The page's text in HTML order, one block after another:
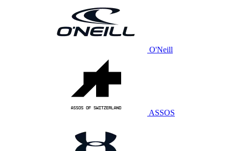
O'Neill
ASSOS